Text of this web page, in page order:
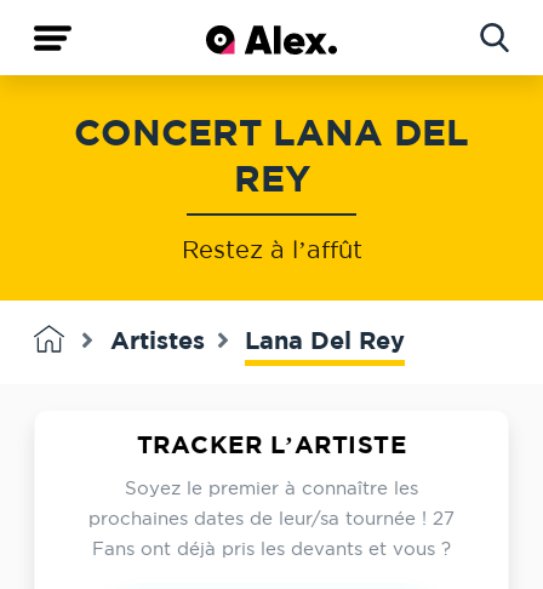
Concerts
Artistes
CONCERT LANA DEL
REY
Restez à l’affût
Artistes Lana Del Rey
TRACKER L’ARTISTE
Soyez le premier à connaître les
prochaines dates de leur/sa tournée ! 27
Fans ont déjà pris les devants et vous ?